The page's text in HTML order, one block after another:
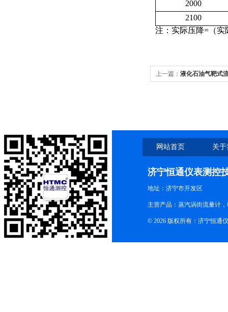
2000
2100
注：实际压降=（实
上一篇： 液化石油气靶式
网站首页 关
济宁恒通仪表测控
地址：济宁市开发区
主营产品：蒸汽涡街流量计
© 2026 版权所有：济宁恒通